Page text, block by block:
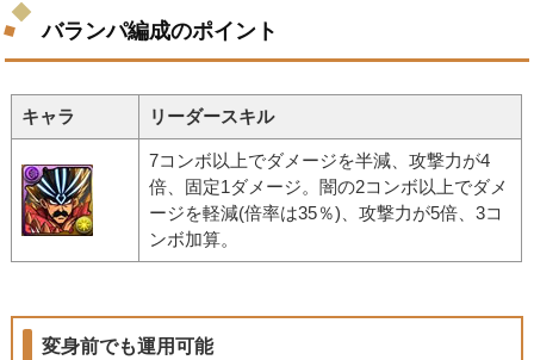
バランパ編成のポイント
キャラ リーダースキル
7コンボ以上でダメージを半減、攻撃力が4
倍、固定1ダメージ。闇の2コンボ以上でダメ
ージを軽減(倍率は35％)、攻撃力が5倍、3コ
ンボ加算。
変身前でも運用可能